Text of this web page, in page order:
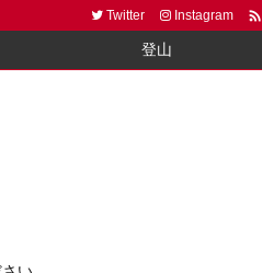
登山
Twitter Instagram 